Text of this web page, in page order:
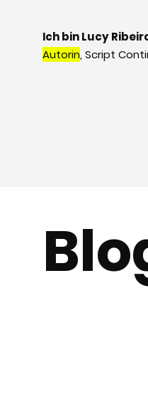
Ich bin Lucy
Autorin, Script